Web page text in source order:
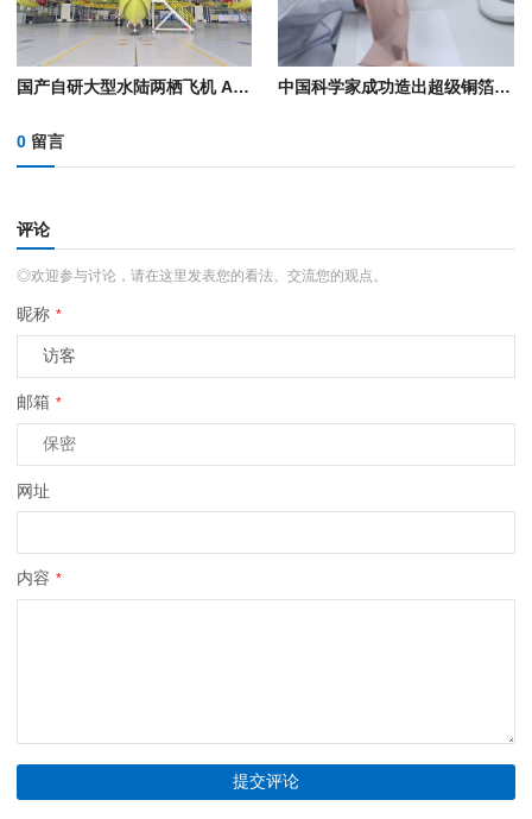
国产自研大型水陆两栖飞机 AG600鲲龙批产第四架机生产试飞成功 中国科学家成功造出超级铜箔！将减少手机充电发热
0 留言
评论
◎欢迎参与讨论，请在这里发表您的看法、交流您的观点。
昵称 *
邮箱 *
网址
内容 *